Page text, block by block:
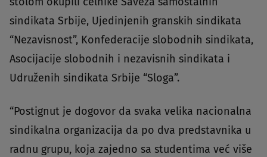
sindikata Srbije, Ujedinjenih granskih sindikata
“Nezavisnost”, Konfederacije slobodnih sindikata,
Asocijacije slobodnih i nezavisnih sindikata i
Udruženih sindikata Srbije “Sloga”.
“Postignut je dogovor da svaka velika nacionalna
sindikalna organizacija da po dva predstavnika u
radnu grupu, koja zajedno sa studentima već više